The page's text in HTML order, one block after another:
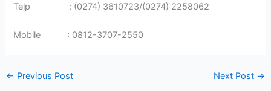
Telp : (0274) 3610723/(0274) 2258062
Mobile : 0812-3707-2550
← Previous Post Next Post →